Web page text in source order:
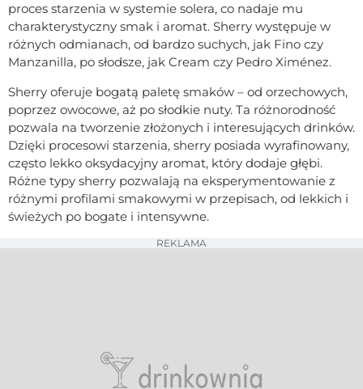
proces starzenia w systemie solera, co nadaje mu
charakterystyczny smak i aromat. Sherry występuje w
różnych odmianach, od bardzo suchych, jak Fino czy
Manzanilla, po słodsze, jak Cream czy Pedro Ximénez.
Sherry oferuje bogatą paletę smaków – od orzechowych,
poprzez owocowe, aż po słodkie nuty. Ta różnorodność
pozwala na tworzenie złożonych i interesujących drinków.
Dzięki procesowi starzenia, sherry posiada wyrafinowany,
często lekko oksydacyjny aromat, który dodaje głębi.
Różne typy sherry pozwalają na eksperymentowanie z
różnymi profilami smakowymi w przepisach, od lekkich i
świeżych po bogate i intensywne.
REKLAMA